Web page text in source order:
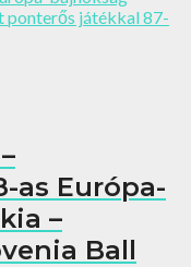
ponterős játékkal 87-
as Európa-
–
Ball